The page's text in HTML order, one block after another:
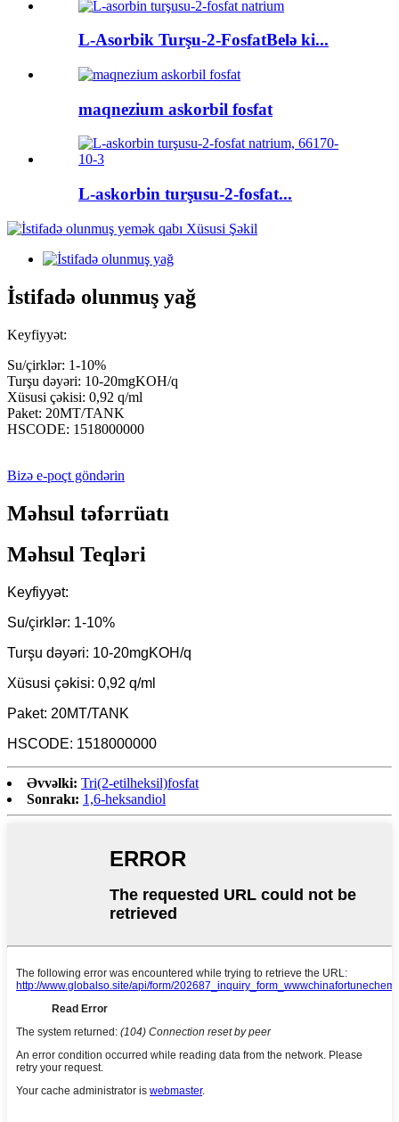
L-Asorbik Turşu-2-FosfatBelə ki...
maqnezium askorbil fosfat
L-askorbin turşusu-2-fosfat...
İstifadə olunmuş yağ
Keyfiyyət:
Su/çirklər: 1-10%
Turşu dəyəri: 10-20mgKOH/q
Xüsusi çəkisi: 0,92 q/ml
Paket: 20MT/TANK
HSCODE: 1518000000
Bizə e-poçt göndərin
Məhsul təfərrüatı
Məhsul Teqləri
Keyfiyyət:
Su/çirklər: 1-10%
Turşu dəyəri: 10-20mgKOH/q
Xüsusi çəkisi: 0,92 q/ml
Paket: 20MT/TANK
HSCODE: 1518000000
Əvvəlki: Tri(2-etilheksil)fosfat
Sonrakı: 1,6-heksandiol